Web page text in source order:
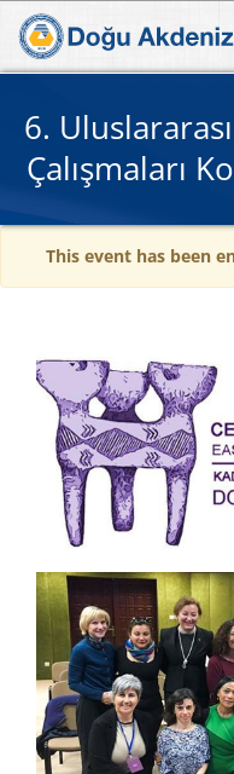
6.
Çalışmaları
This event has been